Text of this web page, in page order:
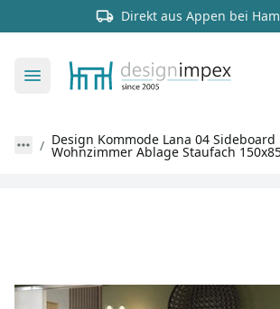
Direkt aus Appen bei
Design Kommode Lana 04
Wohnzimmer Ablage Staufach